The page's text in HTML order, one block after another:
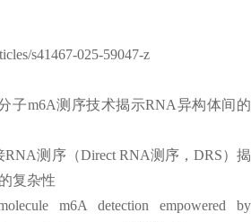
s41467-025-59047-z
子m6A测序技术揭示RNA异构体间的
RNA测序（Direct RNA测序，DRS）揭
复杂性
m6A detection empowered by